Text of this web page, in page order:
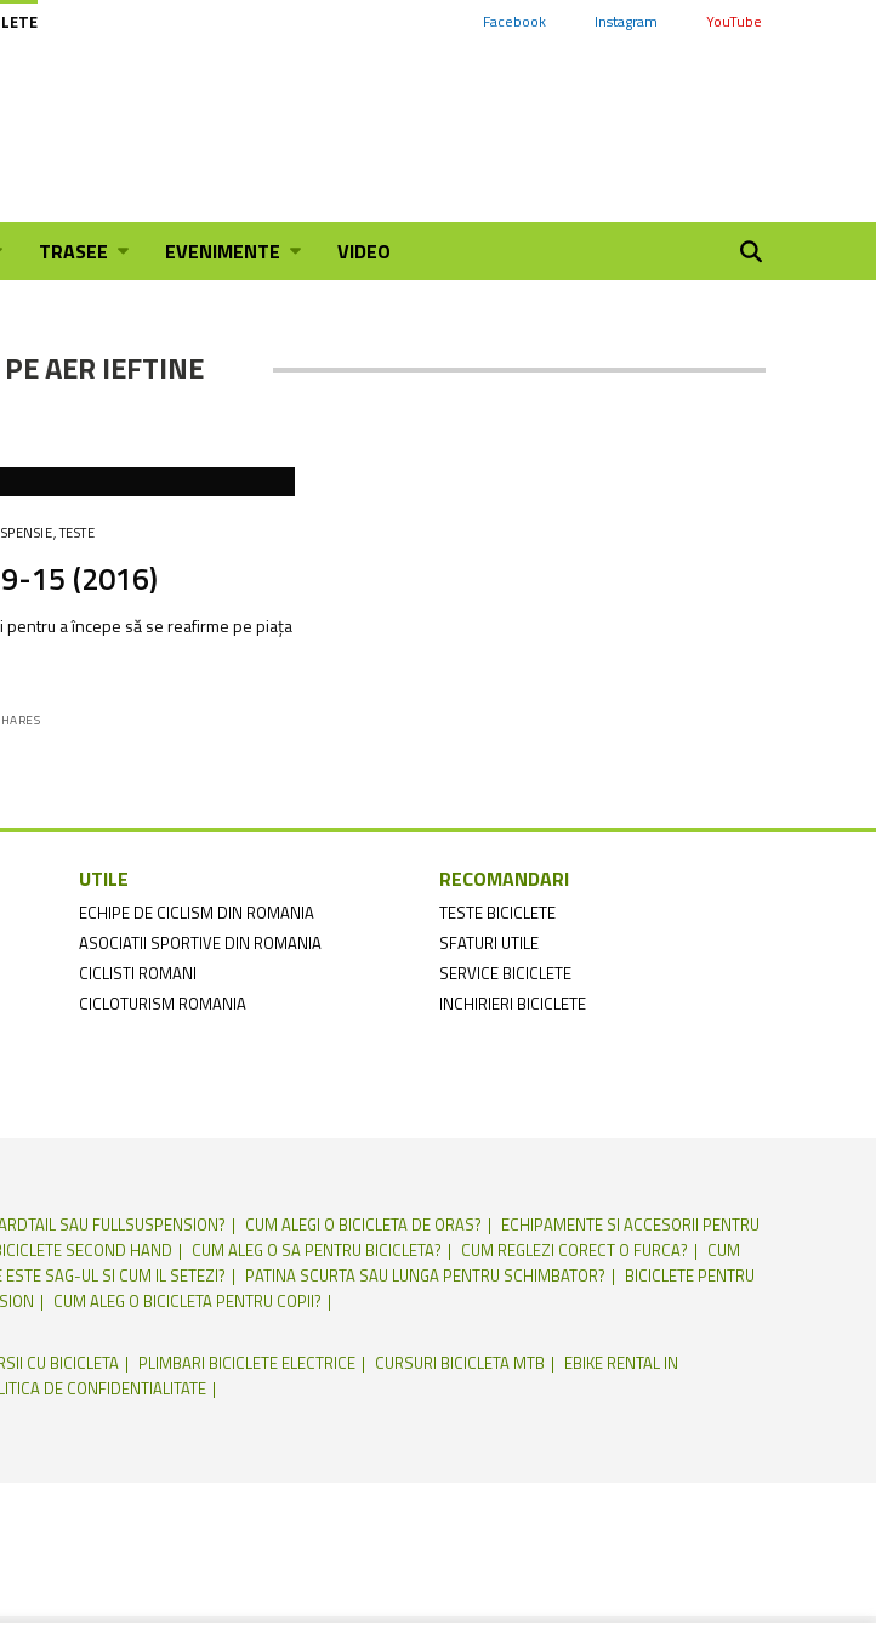
Facebook Instagram YouTube
TRASEE EVENIMENTE VIDEO
AER IEFTINE
,TESTE
15 (2016)
pentru a începe să se reafirme pe piața
UTILE
ECHIPE DE CICLISM DIN ROMANIA
ASOCIATII SPORTIVE DIN ROMANIA
CICLISTI ROMANI
CICLOTURISM ROMANIA
RECOMANDARI
TESTE BICICLETE
SFATURI UTILE
SERVICE BICICLETE
INCHIRIERI BICICLETE
SAU FULLSUSPENSION? CUM ALEGI O BICICLETA DE ORAS?
ECHIPAMENTE SI ACCESORII PENTRU
SECOND HAND CUM ALEG O SA PENTRU BICICLETA? CUM REGLEZI CORECT O FURCA?
CUM
ESTE SAG-UL SI CUM IL SETEZI? PATINA SCURTA SAU LUNGA PENTRU SCHIMBATOR?
BICICLETE PENTRU
CUM ALEG O BICICLETA PENTRU COPII?
CU BICICLETA PLIMBARI BICICLETE ELECTRICE CURSURI BICICLETA MTB
EBIKE RENTAL IN
DE CONFIDENTIALITATE